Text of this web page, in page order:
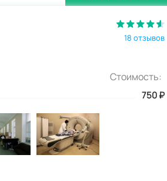
18 отзывов
Стоимость:
750₽